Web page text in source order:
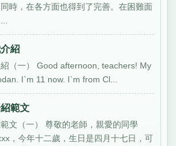
時，在各方面也得到了完善。在困難面
紹
（一） Good afternoon, teachers! My
I`m 11 now. I`m from Cl...
範文
文（一） 尊敬的老師，親愛的同學
，今年十二歲，生日是四月十七日，可